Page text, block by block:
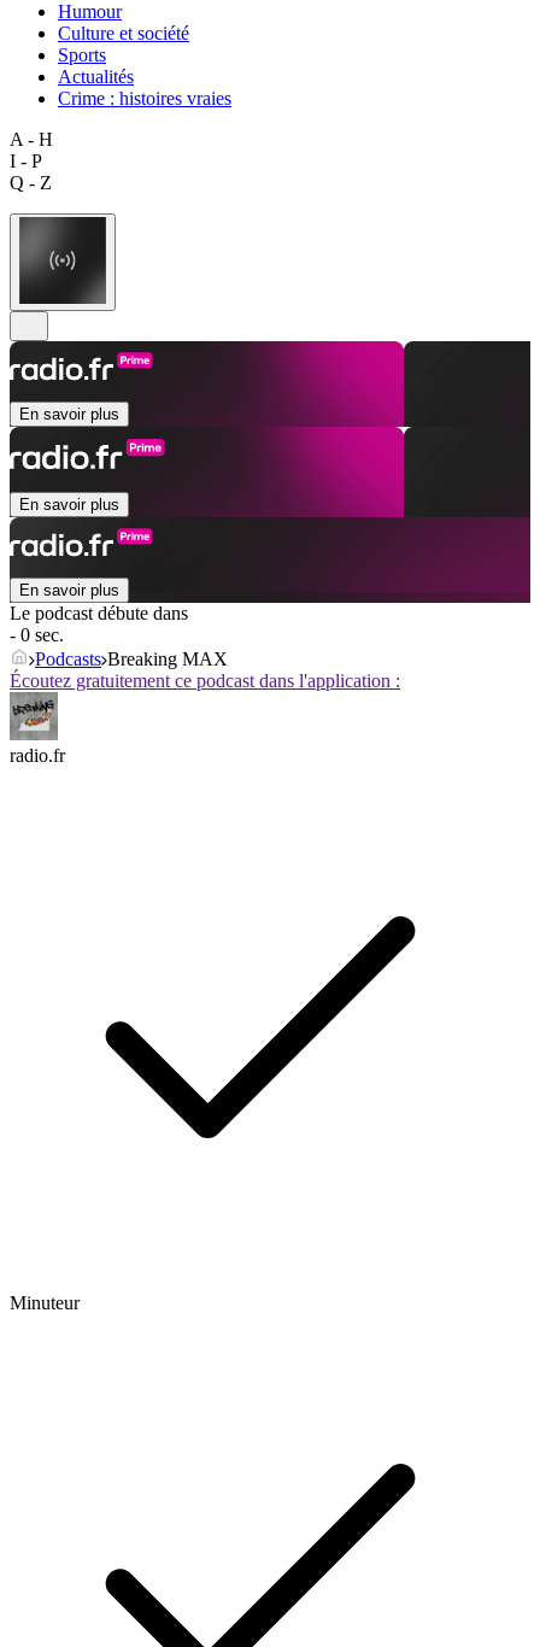
Humour
Culture et société
Sports
Actualités
Crime : histoires vraies
A - H
I - P
Q - Z
En savoir plus
En savoir plus
En savoir plus
Le podcast débute dans
- 0 sec.
Podcasts Breaking MAX
Écoutez gratuitement ce podcast dans l'application :
radio.fr
Minuteur